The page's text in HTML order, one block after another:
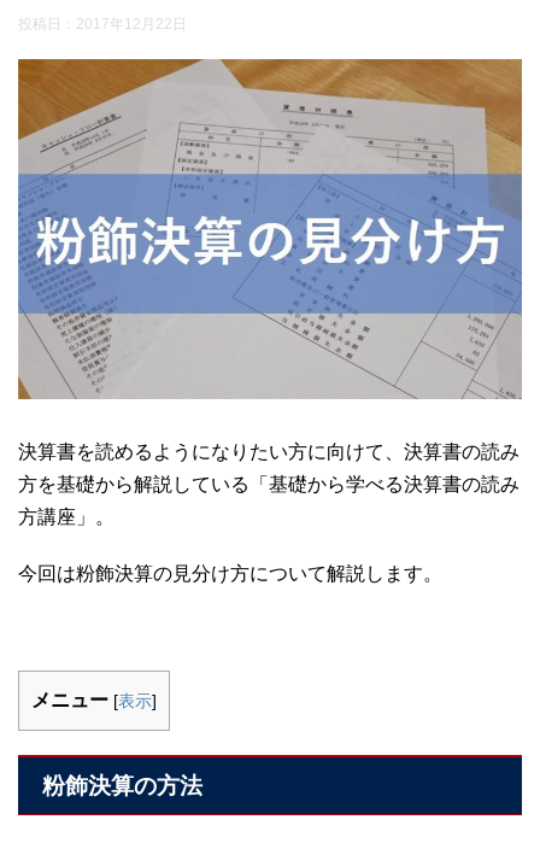
投稿日： 2017年12月22日
決算書を読めるようになりたい方に向けて、決算書の読み
方を基礎から解説している「基礎から学べる決算書の読み
方講座」。
今回は粉飾決算の見分け方について解説します。
メニュー [表示]
粉飾決算の方法